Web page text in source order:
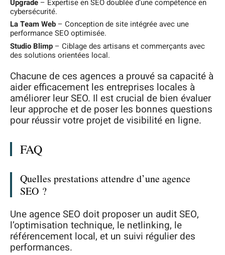
Upgrade– Expertise en SEO doublée d’une compétence en
cybersécurité.
La Team Web– Conception de site intégrée avec une
performance SEO optimisée.
Studio Blimp– Ciblage des artisans et commerçants avec
des solutions orientées local.
Chacune de ces agences a prouvé sa capacité à
aider efficacement les entreprises locales à
améliorer leur SEO. Il est crucial de bien évaluer
leur approche et de poser les bonnes questions
pour réussir votre projet de visibilité en ligne.
FAQ
Quelles prestations attendre d’une agence
SEO ?
Une agence SEO doit proposer un audit SEO,
l’optimisation technique, le netlinking, le
référencement local, et un suivi régulier des
performances.